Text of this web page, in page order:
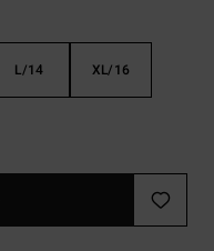
L/14 XL/16